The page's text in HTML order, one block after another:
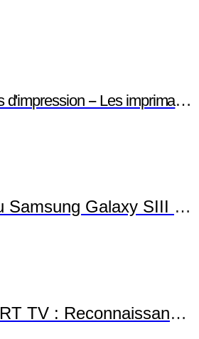
-- Les imprimantes NFC
Galaxy SIII Mini
: Reconnaissance Gestuelle